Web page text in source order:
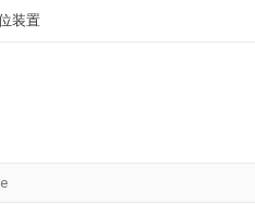
装置